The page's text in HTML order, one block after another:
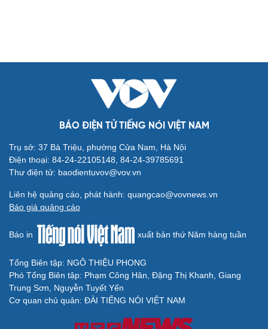
Di sản
Giải trí
Nghệ sĩ
Thời trang
Du lịch
Tư vấn
check-in
Câu chuyện thời sự
Kể chuyện cho bé
BÁO ĐIỆN TỬ TIẾNG NÓI VIỆT NAM
Trụ sở: 37 Bà Triệu, phường Cửa Nam, Hà Nội
Điện thoại: 84-24-22105148, 84-24-39785691
Thư điện tử: baodientuvov@vov.vn
Liên hệ quảng cáo, phát hành: quangcao@vovnews.vn
Báo giá quảng cáo
Báo in xuất bản thứ Năm hàng tuần
Tổng Biên tập: NGÔ THIỆU PHONG
Phó Tổng Biên tập: Phạm Công Hân, Đặng Thị Khanh, Giang
Trung Sơn, Nguyễn Tuyết Yến
Cơ quan chủ quản: ĐÀI TIẾNG NÓI VIỆT NAM